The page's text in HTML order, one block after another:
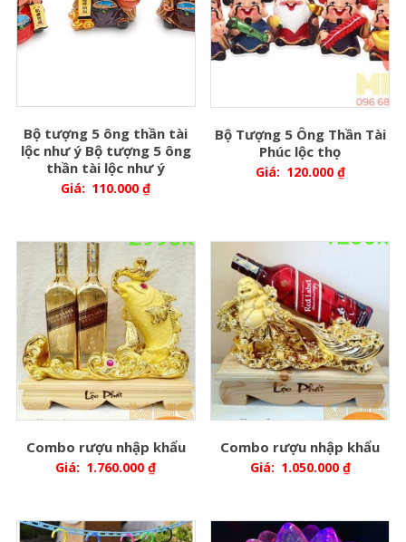
Bộ tượng 5 ông thần tài
lộc như ý Bộ tượng 5 ông
thần tài lộc như ý
Giá: 110.000₫
Bộ Tượng 5 Ông Thần Tài
Phúc lộc thọ
Giá: 120.000 ₫
Combo rượu nhập khẩu
Giá: 1.760.000₫
Combo rượu nhập khẩu
Giá: 1.050.000 ₫